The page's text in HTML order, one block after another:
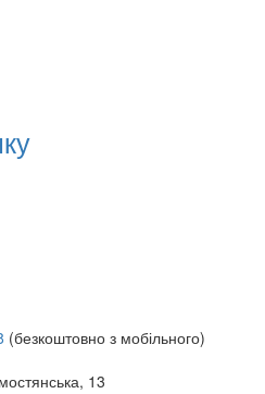
(безкоштовно з мобільного)
13